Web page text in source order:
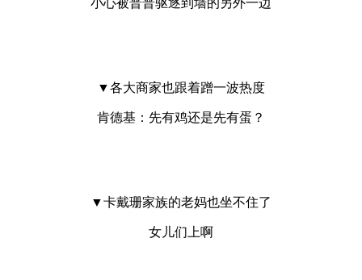
▼各大商家也跟着蹭一波热度
肯德基：先有鸡还是先有蛋？
▼卡戴珊家族的老妈也坐不住了
女儿们上啊